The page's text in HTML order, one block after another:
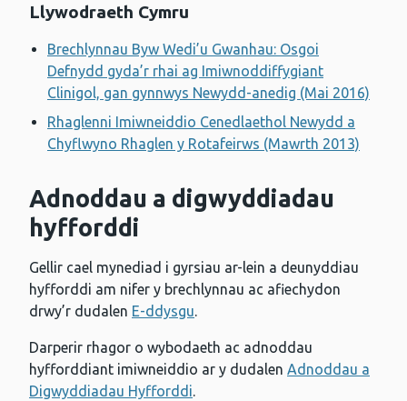
Llywodraeth Cymru
Brechlynnau Byw Wedi’u Gwanhau: Osgoi
Defnydd gyda’r rhai ag Imiwnoddiffygiant
Clinigol, gan gynnwys Newydd-anedig (Mai 2016)
Rhaglenni Imiwneiddio Cenedlaethol Newydd a
Chyflwyno Rhaglen y Rotafeirws (Mawrth 2013)
Adnoddau a digwyddiadau
hyfforddi
Gellir cael mynediad i gyrsiau ar-lein a deunyddiau
hyfforddi am nifer y brechlynnau ac afiechydon
drwy’r dudalen E-ddysgu.
Darperir rhagor o wybodaeth ac adnoddau
hyfforddiant imiwneiddio ar y dudalen Adnoddau a
Digwyddiadau Hyfforddi.